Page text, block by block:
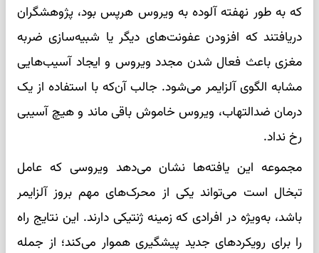
که به طور نهفته آلوده به ویروس هرپس بود، پژوهشگران
دریافتند که افزودن عفونت‌های دیگر یا شبیه‌سازی ضربه
مغزی باعث فعال شدن مجدد ویروس و ایجاد آسیب‌هایی
مشابه الگوی آلزایمر می‌شود. جالب آن‌که با استفاده از یک
درمان ضدالتهاب، ویروس خاموش باقی ماند و هیچ آسیبی
رخ نداد.
مجموعه این یافته‌ها نشان می‌دهد ویروسی که عامل
تبخال است می‌تواند یکی از محرک‌های مهم بروز آلزایمر
باشد، به‌ویژه در افرادی که زمینه ژنتیکی دارند. این نتایج راه
را برای رویکردهای جدید پیشگیری هموار می‌کند؛ از جمله